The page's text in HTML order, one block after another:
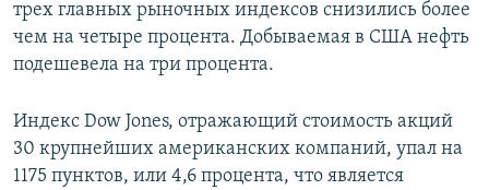
трех главных рыночных индексов снизились более
чем на четыре процента. Добываемая в США нефть
подешевела на три процента.
Индекс Dow Jones, отражающий стоимость акций
30 крупнейших американских компаний, упал на
1175 пунктов, или 4,6 процента, что является